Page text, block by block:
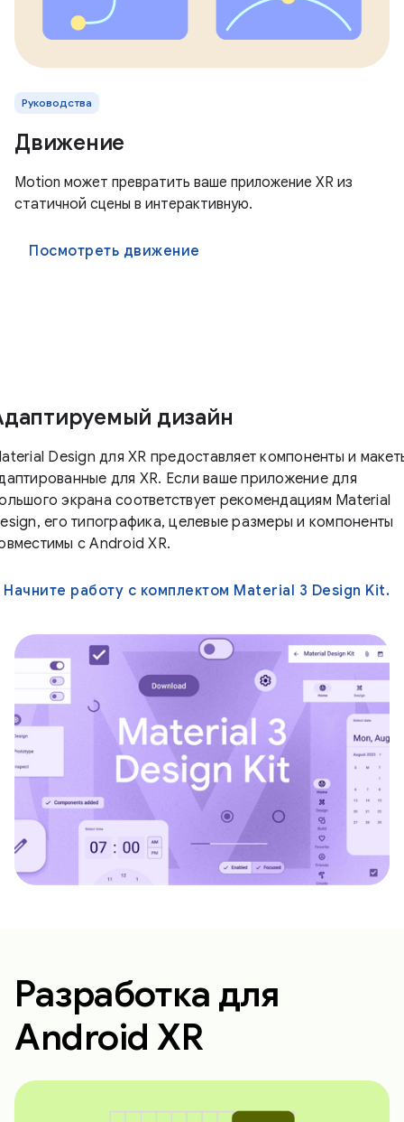
Руководства
Движение
Motion может превратить ваше приложение XR из
статичной сцены в интерактивную.
Посмотреть движение
дизайн
Design для XR предоставляет компоненты и
для XR. Если ваше приложение для
экрана соответствует рекомендациям Material
его типографика, целевые размеры и компоненты
с Android XR.
Начните работу с комплектом Material 3 Design Kit.
Разработка для
Android XR